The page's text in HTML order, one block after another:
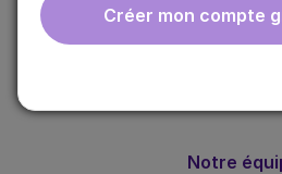
Créer mon compte
gratuite adaptée à la pratique
Notre